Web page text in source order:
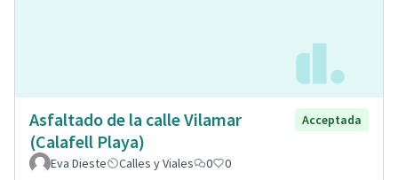
Asfaltado de la calle Vilamar
(Calafell Playa)
Acceptada
Eva Dieste Calles y Viales 0 0